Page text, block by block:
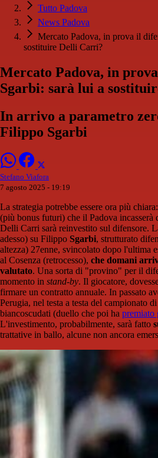
Tutto Padova
News Padova
Mercato Padova, in prova il
sostituire Delli Carri?
Mercato Padova, in
Sgarbi: sarà lui a
In arrivo a parametro
Filippo Sgarbi
Stefano Viafora
7 agosto 2025 - 19:19
La strategia potrebbe essere ora più
(più bonus futuri) che il Padova incasserà
Delli Carri sarà reinvestito sul difensore.
adesso) su Filippo Sgarbi, strutturato
altezza) 27enne, svincolato dopo l'ultima
al Cosenza (retrocesso), che domani
valutato. Una sorta di "provino" per il
momento in stand-by. Il giocatore,
firmare un contratto annuale. In passato
Perugia, nel testa a testa del campionato
biancoscudati (duello che poi ha premiato
L'investimento, probabilmente, sarà fatto
trattative in ballo, alcune non ancora